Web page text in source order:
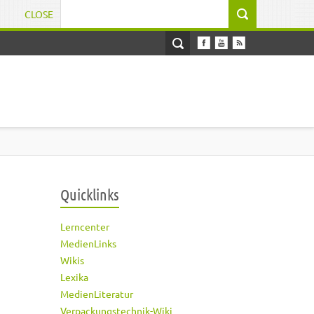
CLOSE
Quicklinks
Lerncenter
MedienLinks
Wikis
Lexika
MedienLiteratur
Verpackungstechnik-Wiki